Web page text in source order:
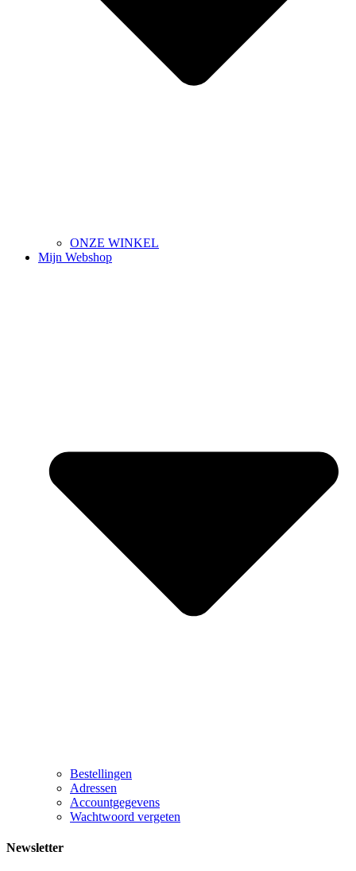
ONZE WINKEL
Mijn Webshop
Bestellingen
Adressen
Accountgegevens
Wachtwoord vergeten
Newsletter